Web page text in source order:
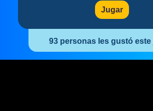
Jugar
93 personas les gustó este